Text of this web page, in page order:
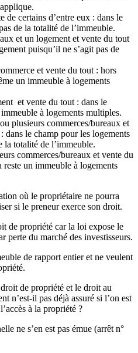
de certains d’entre eux : dans le
de la totalité de l’immeuble.
et un logement et vente du tout
puisqu’il ne s’agit pas de
et vente du tout : hors
un immeuble à logements
et vente du tout : dans le
à logements multiples.
plusieurs commerces/bureaux et
dans le champ pour les logements
la totalité de l’immeuble.
commerces/bureaux et vente du
reste un immeuble à logements
où le propriétaire ne pourra
si le preneur exerce son droit.
de propriété car la loi expose le
perte du marché des investisseurs.
de rapport entier et ne veulent
de propriété et le droit au
n’est-il pas déjà assuré si l’on est
à la propriété ?
ne s’en est pas émue (arrêt n°